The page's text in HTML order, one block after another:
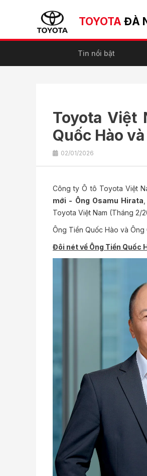
TOYOTA ĐÀ
Tin nổi bật
Toyota Việt
Quốc Hào
02/01/2026
Công ty Ô tô Toyota Việt
mới - Ông Osamu Hirata
Toyota Việt Nam (Tháng 2/
Ông Tiền Quốc Hào và Ông
Đôi nét về Ông Tiền Quốc